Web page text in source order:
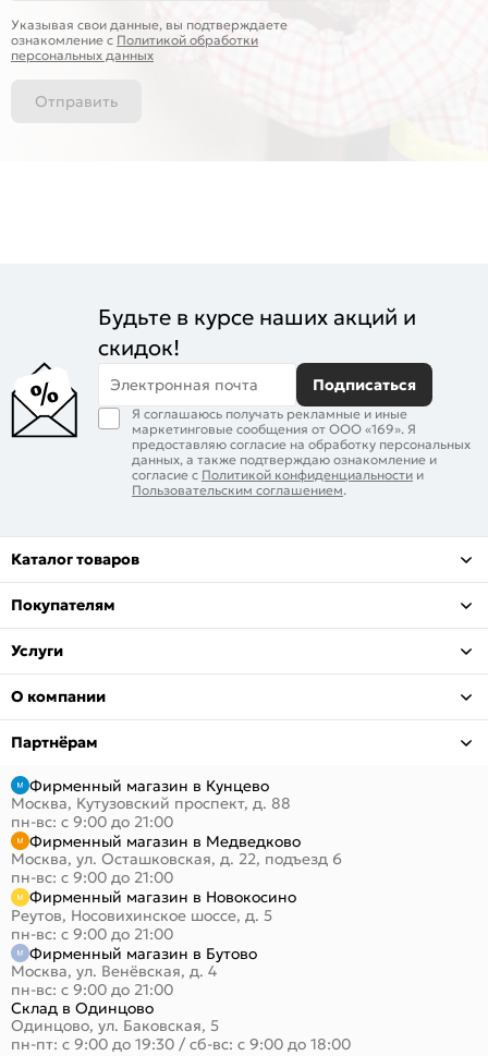
Указывая свои данные, вы подтверждаете
ознакомление c Политикой обработки
персональных данных
Отправить
Будьте в курсе наших акций и
скидок!
Электронная почта Подписаться
Я соглашаюсь получать рекламные и иные
маркетинговые сообщения от ООО «169». Я
предоставляю согласие на обработку персональных
данных, а также подтверждаю ознакомление и
согласие с Политикой конфиденциальности и
Пользовательским соглашением.
Каталог товаров
Покупателям
Услуги
О компании
Партнёрам
Фирменный магазин в Кунцево
Москва, Кутузовский проспект, д. 88
пн-вс: с 9:00 до 21:00
Фирменный магазин в Медведково
Москва, ул. Осташковская, д. 22, подъезд 6
пн-вс: с 9:00 до 21:00
Фирменный магазин в Новокосино
Реутов, Носовихинское шоссе, д. 5
пн-вс: с 9:00 до 21:00
Фирменный магазин в Бутово
Москва, ул. Венёвская, д. 4
пн-вс: с 9:00 до 21:00
Склад в Одинцово
Одинцово, ул. Баковская, 5
пн-пт: с 9:00 до 19:30 / сб-вс: с 9:00 до 18:00